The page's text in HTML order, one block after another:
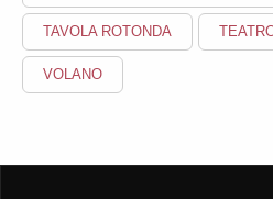
TAVOLA ROTONDA
VOLANO